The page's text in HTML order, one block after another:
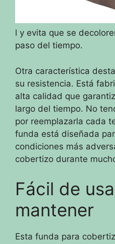
l y evita que se
paso del tiempo.
Otra característica
su resistencia. Está
alta calidad que
largo del tiempo. No
por reemplazarla cada
funda está diseñada
condiciones más
cobertizo durante
Fácil de
mantener
Esta funda para